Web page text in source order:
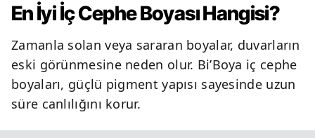
En İyi İç Cephe Boyası Hangisi?
Zamanla solan veya sararan boyalar, duvarların
eski görünmesine neden olur. Bi’Boya iç cephe
boyaları, güçlü pigment yapısı sayesinde uzun
süre canlılığını korur.